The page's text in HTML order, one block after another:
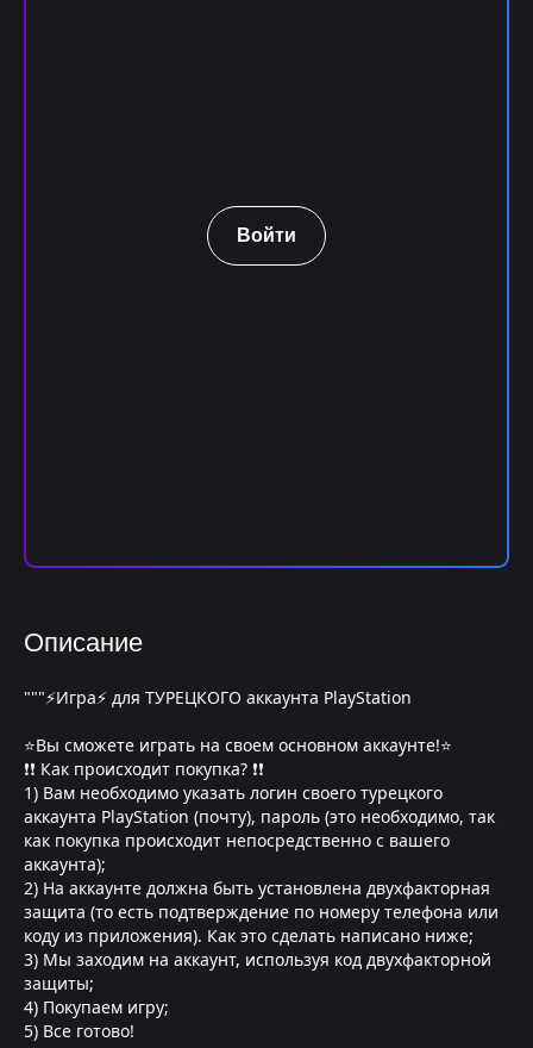
Войти
Описание
"""⚡Игра⚡ для ТУРЕЦКОГО аккаунта PlayStation
⭐Вы сможете играть на своем основном аккаунте!⭐
❗❗ Как происходит покупка? ❗❗
1) Вам необходимо указать логин своего турецкого
аккаунта PlayStation (почту), пароль (это необходимо, так
как покупка происходит непосредственно с вашего
аккаунта);
2) На аккаунте должна быть установлена двухфакторная
защита (то есть подтверждение по номеру телефона или
коду из приложения). Как это сделать написано ниже;
3) Мы заходим на аккаунт, используя код двухфакторной
защиты;
4) Покупаем игру;
5) Все готово!